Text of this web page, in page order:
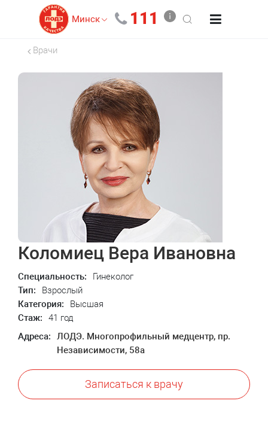
Минск 111
Врачи
Коломиец Вера Ивановна
Специальность:
Гинеколог
Тип:
Взрослый
Категория:
Высшая
Стаж:
41 год
Адреса:
ЛОДЭ. Многопрофильный медцентр, пр.
Независимости, 58а
Записаться к врачу